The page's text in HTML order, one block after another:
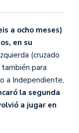
a ocho meses)
en su
(cruzado
para
a Independiente,
la segunda
a jugar en